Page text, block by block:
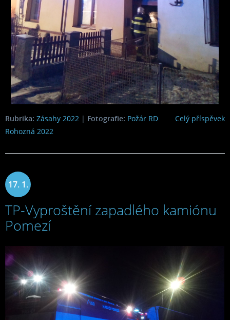
Celý příspěvek
Rubrika: Zásahy 2022 | Fotografie: Požár RD
Rohozná 2022
17. 1.
2022
TP-Vyproštění zapadlého kamiónu
Pomezí